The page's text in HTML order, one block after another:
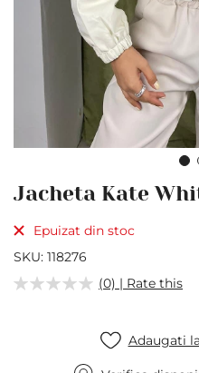
to
beginning
of
the
images
Jacheta Kate
Epuizat din stoc
SKU 118276
(0) | Rate this
Adaugati